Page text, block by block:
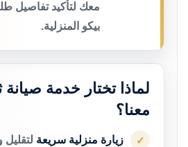
معك لتأكيد تفاصيل
بيكو المنزلية.
لماذا تختار خدمة صيانة
معنا؟
✓ زيارة منزلية سريعة لتقليل